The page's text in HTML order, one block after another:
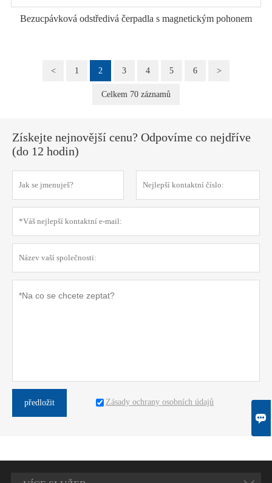
Bezucpávková odstředivá čerpadla s magnetickým pohonem
< 1 2 3 4 5 6 >
Celkem 70 záznamů
Získejte nejnovější cenu? Odpovíme co nejdříve
(do 12 hodin)
předložit Zásady ochrany osobních údajů
